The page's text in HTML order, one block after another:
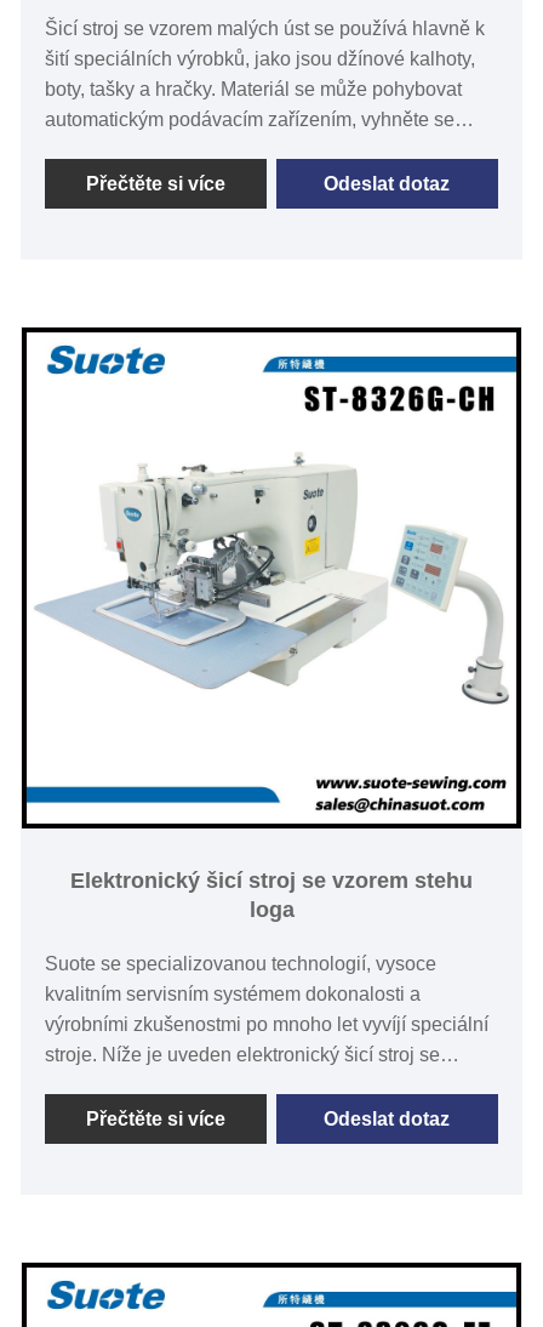
Šicí stroj se vzorem malých úst se používá hlavně k
šití speciálních výrobků, jako jsou džínové kalhoty,
boty, tašky a hračky. Materiál se může pohybovat
automatickým podávacím zařízením, vyhněte se
s malými ústy. Naše profesionální odborné znalosti
ve výrobě šicích strojů s malými ústy byly
Přečtěte si více Odeslat dotaz
Elektronický šicí stroj se vzorem stehu
loga
Suote se specializovanou technologií, vysoce
kvalitním servisním systémem dokonalosti a
výrobními zkušenostmi po mnoho let vyvíjí speciální
stroje. Níže je uveden elektronický šicí stroj se
pomůžu lépe porozumět šicímu stroji se vzorem
stehu elektronického loga. Suote je profesionální
byly zdokonalovány za posledních 20+ let.
Přečtěte si více Odeslat dotaz